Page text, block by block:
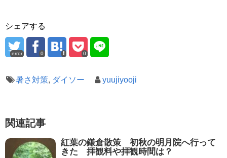
シェアする
error 0 0
暑さ対策, ダイソー yuujiyooji
関連記事
紅葉の鎌倉散策 初秋の明月院へ行って
きた 拝観料や拝観時間は？